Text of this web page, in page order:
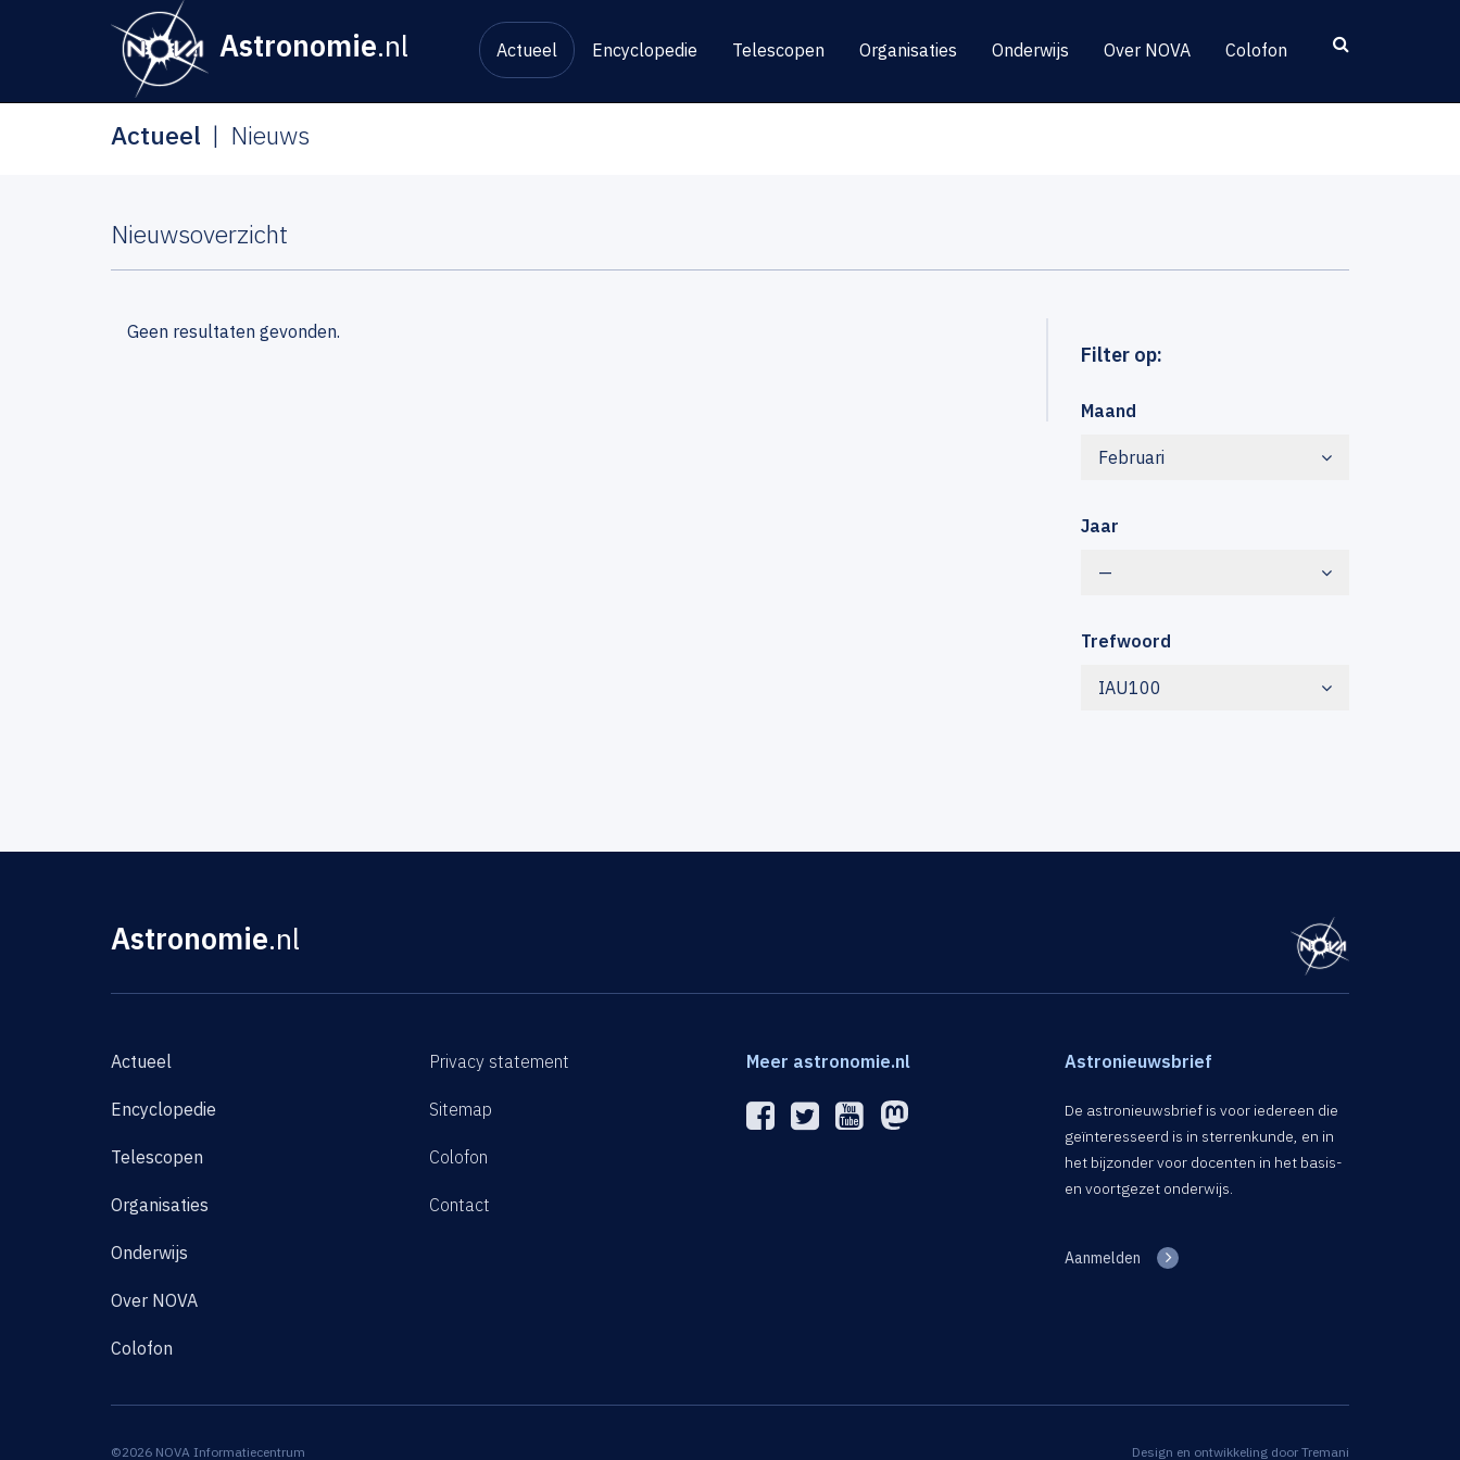
Astronomie.nl Actueel Encyclopedie Telescopen Organisaties Onderwijs Over NOVA Colofon
Actueel Nieuws
Nieuwsoverzicht
Filter op:
Maand
Februari
Jaar
—
Trefwoord
IAU100
Geen resultaten gevonden.
Astronomie.nl
Actueel
Encyclopedie
Telescopen
Organisaties
Onderwijs
Over NOVA
Colofon
Privacy statement
Sitemap
Colofon
Contact
Meer astronomie.nl Astronieuwsbrief
De astronieuwsbrief is voor iedereen die
geïnteresseerd is in sterrenkunde, en in
het bijzonder voor docenten in het basis-
en voortgezet onderwijs.
Aanmelden
©2026 NOVA Informatiecentrum Design en ontwikkeling door Tremani